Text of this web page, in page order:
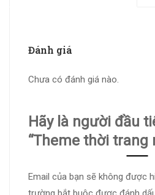
Đánh giá
Chưa có đánh giá nào.
Hãy là người đầu
“Theme thời trang
Email của bạn sẽ không được